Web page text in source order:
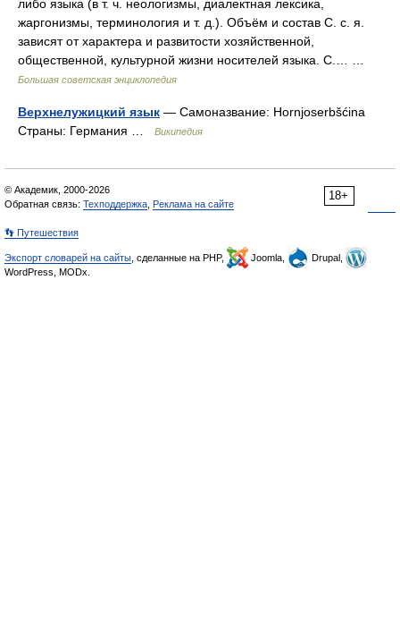
либо языка (в т. ч. неологизмы, диалектная лексика,
жаргонизмы, терминология и т. д.). Объём и состав С. с. я.
зависят от характера и развитости хозяйственной,
общественной, культурной жизни носителей языка. С.… …
Большая советская энциклопедия
Верхнелужицкий язык — Самоназвание: Hornjoserbšćina
Страны: Германия …
Википедия
18+
© Академик, 2000-2026
Обратная связь: Техподдержка Реклама на сайте
👣 Путешествия
Экспорт словарей на сайты , сделанные на PHP, Joomla,
Drupal,
WordPress, MODx.